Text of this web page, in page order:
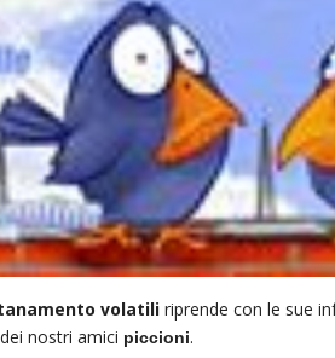
volatili riprende con le sue
dei nostri amici piccioni.